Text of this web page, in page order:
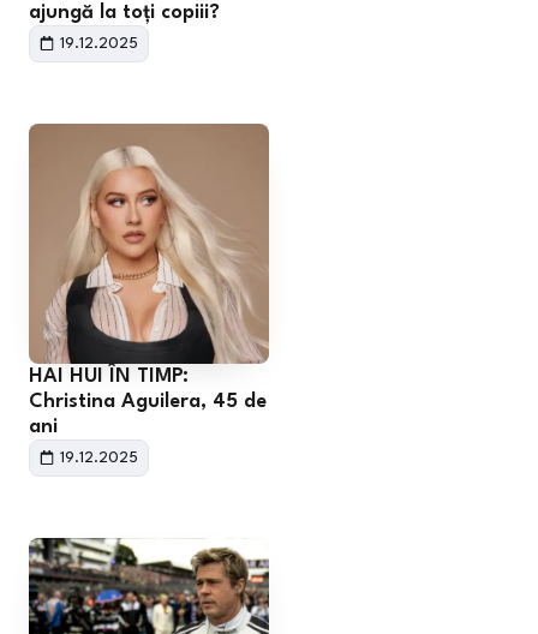
ajungă la toți copiii?
19.12.2025
HAI HUI ÎN TIMP:
Christina Aguilera, 45 de
ani
19.12.2025